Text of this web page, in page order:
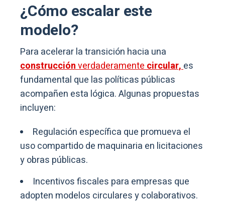
¿Cómo escalar este
modelo?
Para acelerar la transición hacia una
construcciónverdaderamentecircular,es
fundamental que las políticas públicas
acompañen esta lógica. Algunas propuestas
incluyen:
Regulación específica que promueva el
uso compartido de maquinaria en licitaciones
y obras públicas.
Incentivos fiscales para empresas que
adopten modelos circulares y colaborativos.